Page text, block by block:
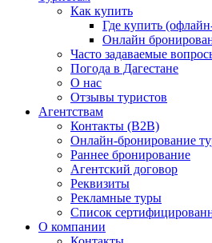
Как купить
Где купить
Онлайн
Часто задаваемые
Погода в Дагестане
О нас
Отзывы туристов
Агентствам
Контакты (B2B)
Онлайн-бронирование
Раннее бронирование
Агентский договор
Реквизиты
Рекламные туры
Список
О компании